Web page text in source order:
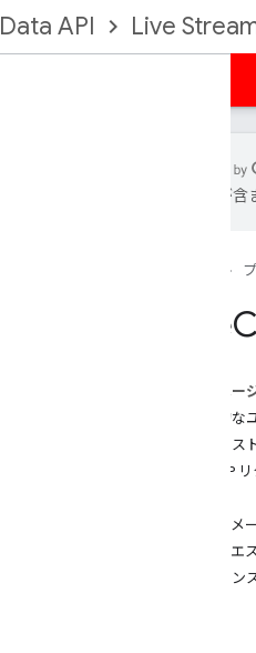
Data API Live
は誤りが含
Live
このペー
一般的な
リクエス
HTTP
パラメ
リクエ
レスポン